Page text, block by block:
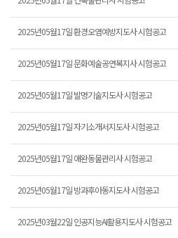
2025년05월17일 환경오염예방지도사 시험공고
2025년05월17일 문화예술공연복지사 시험공고
2025년05월17일 발명기술지도사 시험공고
2025년05월17일 자기소개서지도사 시험공고
2025년05월17일 애완동물관리사 시험공고
2025년05월17일 방과후아동지도사 시험공고
2025년03월22일 인공지능AI활용지도사 시험공고